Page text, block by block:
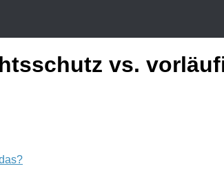
vs.